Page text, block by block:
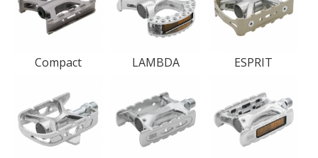
Compact LAMBDA ESPRIT